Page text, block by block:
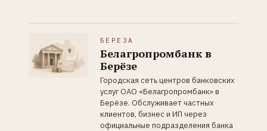
БЕРЕЗА
Белагропромбанк в
Берёзе
Городская сеть центров банковских
услуг ОАО «Белагропромбанк» в
Берёзе. Обслуживает частных
клиентов, бизнес и ИП через
официальные подразделения банка